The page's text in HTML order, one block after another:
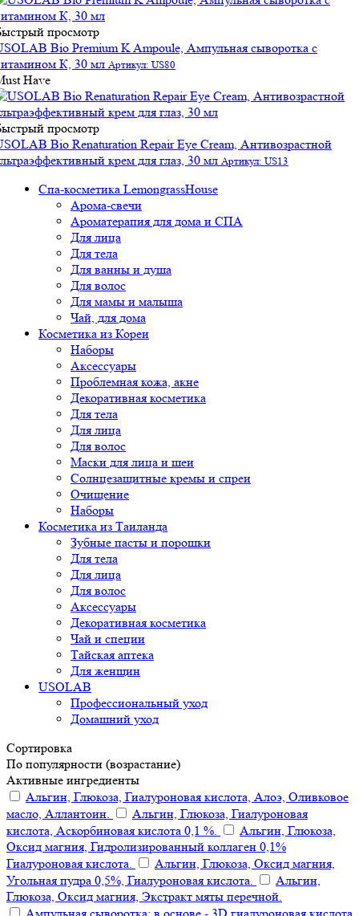
просмотр
Bio Premium K Ampoule, Ампульная сыворотка с
К, 30 мл Артикул: US80
Have
просмотр
Bio Renaturation Repair Eye Cream, Антивозрастной
крем для глаз, 30 мл Артикул: US13
Спа-косметика LemongrassHouse
Арома-свечи
Ароматерапия для дома и СПА
Для лица
Для тела
Для ванны и душа
Для волос
Для мамы и малыша
Чай, для дома
Косметика из Кореи
Наборы
Аксессуары
Проблемная кожа, акне
Декоративная косметика
Для тела
Для лица
Для волос
Маски для лица и шеи
Солнцезащитные кремы и спреи
Очищение
Наборы
Косметика из Таиланда
Зубные пасты и порошки
Для тела
Для лица
Для волос
Аксессуары
Декоративная косметика
Чай и специи
Тайская аптека
Для женщин
USOLAB
Профессиональный уход
Домашний уход
Сортировка
По популярности (возрастание)
Активные ингредиенты
Альгин, Глюкоза, Гиалуроновая кислота, Алоэ, Оливковое
масло, Аллантоин.
Альгин, Глюкоза, Гиалуроновая
кислота, Аскорбиновая кислота 0,1 %.
Альгин, Глюкоза,
Оксид магния, Гидролизированный коллаген 0,1%
Гиалуроновая кислота.
Альгин, Глюкоза, Оксид магния,
Угольная пудра 0,5%, Гиалуроновая кислота.
Альгин,
Глюкоза, Оксид магния, Экстракт мяты перечной.
Ампульная сыворотка: в основе - 3D гиалуроновая кислота